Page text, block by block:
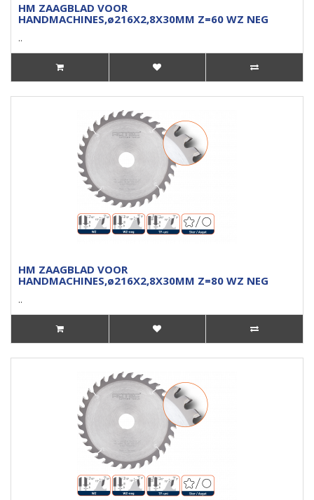
HM ZAAGBLAD VOOR
HANDMACHINES,ø216X2,8X30MM Z=60 WZ NEG
..
HM ZAAGBLAD VOOR
HANDMACHINES,ø216X2,8X30MM Z=80 WZ NEG
..